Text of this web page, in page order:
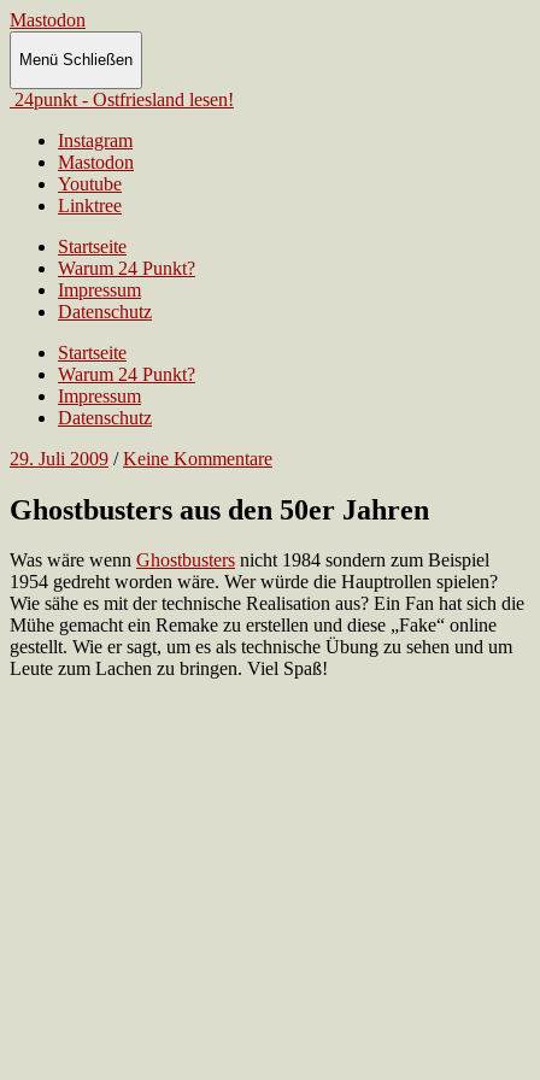
Mastodon
Menü Schließen
24punkt - Ostfriesland lesen!
Instagram
Mastodon
Youtube
Linktree
Startseite
Warum 24 Punkt?
Impressum
Datenschutz
Startseite
Warum 24 Punkt?
Impressum
Datenschutz
29. Juli 2009 / Keine Kommentare
Ghostbusters aus den 50er Jahren
Was wäre wenn Ghostbusters nicht 1984 sondern zum Beispiel
1954 gedreht worden wäre. Wer würde die Hauptrollen spielen?
Wie sähe es mit der technische Realisation aus? Ein Fan hat sich die
Mühe gemacht ein Remake zu erstellen und diese „Fake“ online
gestellt. Wie er sagt, um es als technische Übung zu sehen und um
Leute zum Lachen zu bringen. Viel Spaß!